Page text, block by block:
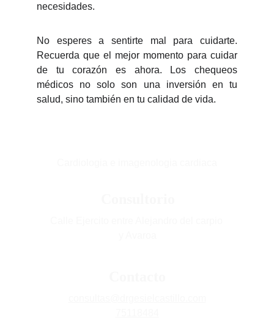
necesidades.
No esperes a sentirte mal para cuidarte.
Recuerda que el mejor momento para cuidar
de tu corazón es ahora. Los chequeos
médicos no solo son una inversión en tu
salud, sino también en tu calidad de vida.